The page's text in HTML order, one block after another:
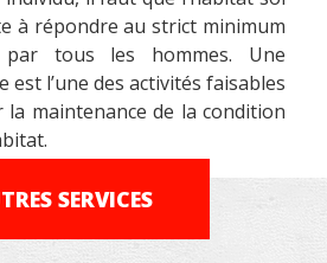
à répondre au strict minimum
tous les hommes. Une
est l’une des activités faisables
maintenance de la condition
SERVICES